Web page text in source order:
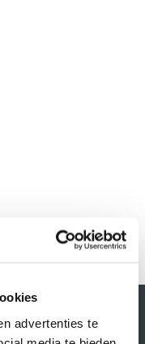
advertenties te
1